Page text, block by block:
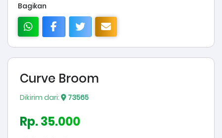
Bagikan
Curve Broom
Dikirim dari: 73565
Rp. 35.000